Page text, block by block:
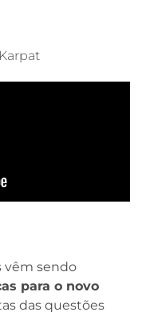
vêm sendo
para o novo
das questões